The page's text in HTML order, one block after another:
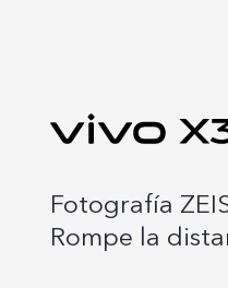
Fotografía
Rompe la